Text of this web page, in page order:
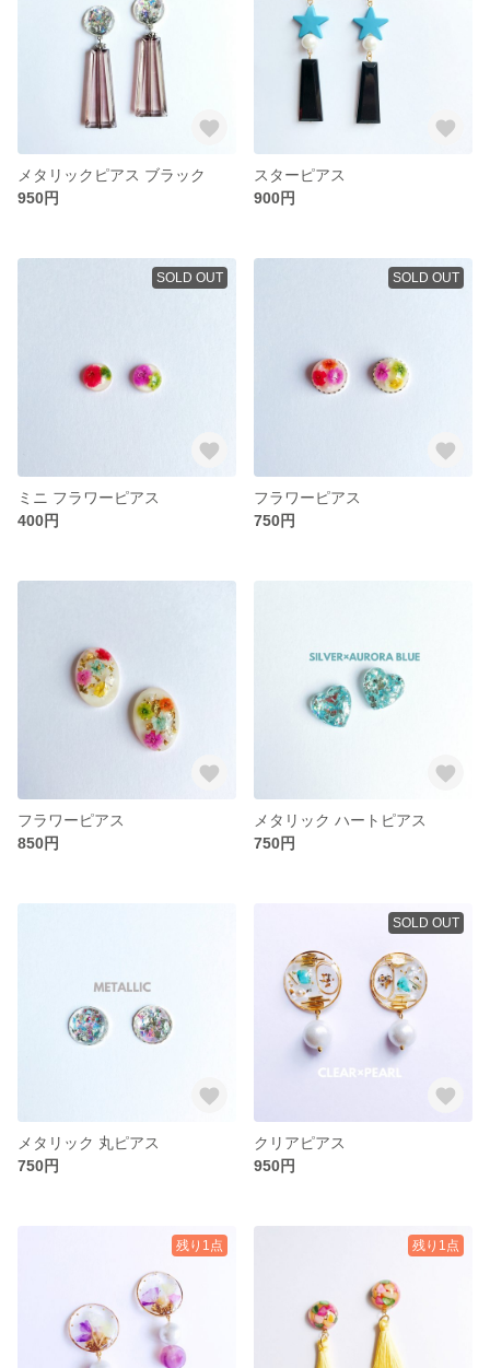
メタリックピアス ブラック
950円
スターピアス
900円
SOLD OUT
ミニ フラワーピアス
400円
SOLD OUT
フラワーピアス
750円
フラワーピアス
850円
メタリック ハートピアス
750円
メタリック 丸ピアス
750円
SOLD OUT
クリアピアス
950円
残り1点 残り1点